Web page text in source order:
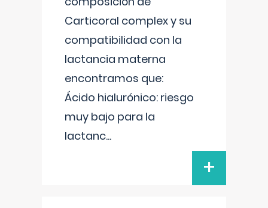
Carticoral complex y su
compatibilidad con la
lactancia materna
encontramos que:
Ácido hialurónico: riesgo
muy bajo para la
lactanc...
+